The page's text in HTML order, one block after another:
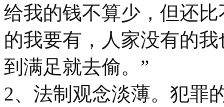
给我的钱不算少，但还
的我要有，人家没有的
到满足就去偷。”
2、法制观念淡薄。犯罪